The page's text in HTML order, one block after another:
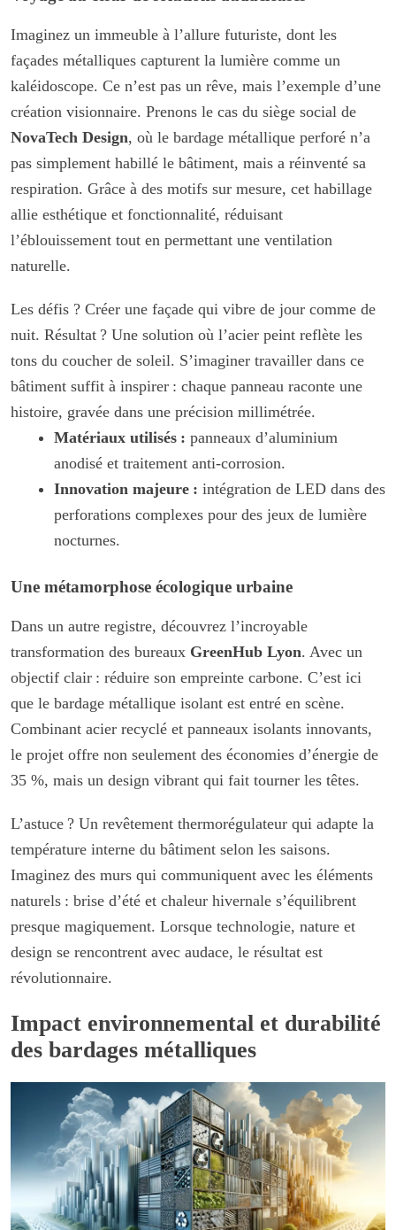
Imaginez un immeuble à l’allure futuriste, dont les
façades métalliques capturent la lumière comme un
kaléidoscope. Ce n’est pas un rêve, mais l’exemple d’une
création visionnaire. Prenons le cas du siège social de
NovaTech Design, où le bardage métallique perforé n’a
pas simplement habillé le bâtiment, mais a réinventé sa
respiration. Grâce à des motifs sur mesure, cet habillage
allie esthétique et fonctionnalité, réduisant
l’éblouissement tout en permettant une ventilation
naturelle.
Les défis ? Créer une façade qui vibre de jour comme de
nuit. Résultat ? Une solution où l’acier peint reflète les
tons du coucher de soleil. S’imaginer travailler dans ce
bâtiment suffit à inspirer : chaque panneau raconte une
histoire, gravée dans une précision millimétrée.
Matériaux utilisés : panneaux d’aluminium
anodisé et traitement anti-corrosion.
Innovation majeure : intégration de LED dans des
perforations complexes pour des jeux de lumière
nocturnes.
Une métamorphose écologique urbaine
Dans un autre registre, découvrez l’incroyable
transformation des bureaux GreenHub Lyon. Avec un
objectif clair : réduire son empreinte carbone. C’est ici
que le bardage métallique isolant est entré en scène.
Combinant acier recyclé et panneaux isolants innovants,
le projet offre non seulement des économies d’énergie de
35 %, mais un design vibrant qui fait tourner les têtes.
L’astuce ? Un revêtement thermorégulateur qui adapte la
température interne du bâtiment selon les saisons.
Imaginez des murs qui communiquent avec les éléments
naturels : brise d’été et chaleur hivernale s’équilibrent
presque magiquement. Lorsque technologie, nature et
design se rencontrent avec audace, le résultat est
révolutionnaire.
Impact environnemental et durabilité
des bardages métalliques